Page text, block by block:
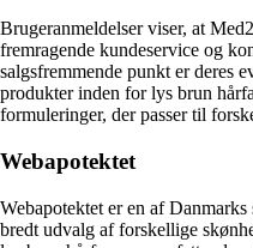
Brugeranmeldelser viser, at
fremragende kundeservice og
salgsfremmende punkt er deres
produkter inden for lys brun
formuleringer, der passer til
Webapotektet
Webapotektet er en af
bredt udvalg af forskellige